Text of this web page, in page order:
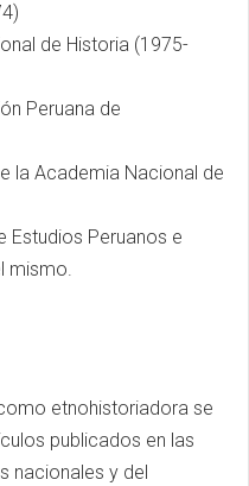
de Historia (1975-
Peruana de
la Academia Nacional de
Estudios Peruanos e
mismo.
etnohistoriadora se
publicados en las
nacionales y del